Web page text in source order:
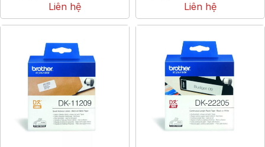
Liên hệ Liên hệ